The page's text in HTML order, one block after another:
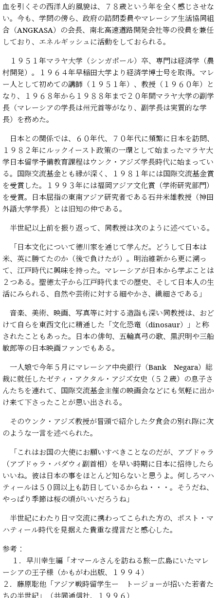
血を引くその西洋人的風貌は、７８歳という年を全く感じさせな
い。今も、学問の傍ら、政府の諮問委員やマレーシア生活協同組
合（ANGKASA）の会長、南北高速道路開発会社等の役員を兼任
しており、エネルギッシュに活動をしておられる。
１９５１年マラヤ大学（シンガポール）卒、専門は経済学（農
村開発）。１９６４年早稲田大学より経済学博士号を取得。マレ
ー人として初めての講師（１９５１年）、教授（１９６０年）と
なり、１９６８年から１９８８年まで２０年間マラヤ大学の副学
長（マレーシアの学長は州元首等がなり、副学長は実質的な学
長）を務めた。
日本との関係では、６０年代、７０年代に頻繁に日本を訪問、
１９８２年にルックイースト政策の一環として始まったマラヤ大
学日本留学予備教育課程はウンク・アジズ学長時代に始まってい
る。国際交流基金とも縁が深く、１９８１年には国際交流基金賞
を受賞した。１９９３年には福岡アジア文化賞（学術研究部門）
を受賞。日本屈指の東南アジア研究者である石井米雄教授（神田
外語大学学長）とは旧知の仲である。
半世紀以上前を振り返って、同教授は次のように述べている。
「日本文化について徳川家を通じて学んだ。どうして日本は
米、英に勝てたのか（後で負けたが）。明治維新から更に溯っ
て、江戸時代に興味を持った。マレーシアが日本から学ぶことは
２つある。聖徳太子から江戸時代までの歴史、そして日本人の生
活にみられる、自然や芸術に対する細やかさ、繊細さである」
音楽、美術、映画、写真等に対する造詣も深い同教授は、おど
けて自らを東西文化に精通した「文化恐竜（dinosaur）」と称
されたこともあった。日本の俳句、五輪真弓の歌、黒沢明や三船
敏郎等の日本映画ファンでもある。
一人娘で今年５月にマレーシア中央銀行（Bank Negara）総
裁に就任したゼティ・アクタル・アジズ女史（５２歳）の息子さ
んたちを連れて、国際交流基金主催の映画会などにも気軽に出か
け来て下さったことが思い出される。
そのウンク・アジズ教授が冒頭で紹介した夕食会の別れ際に次
のような一言を述べられた。
「これはお国の大使にお願いすべきことなのだが、アブドゥラ
（アブドゥラ・バダウィ副首相）を早い時期に日本に招待したら
いいね。彼は日本の事をほとんど知らないと思うよ。何しろマハ
ティールは５０回以上も訪日しているからね・・・。そうだね、
やっぱり季節は桜の頃がいいだろうね」
半世紀にわたり日マ交流に携わってこられた方の、ポスト・マ
ハティール時代を見据えた貴重な提言だと感心した。
参考：
１．早川幸生編「オマールさんを訪ねる旅ー広島にいたマレ
ーシアの王子様（かもがわ出版、１９９４）
２．藤原聡他「アジア戦時留学生ー トージョーが招いた若者た
ちの半世紀」（共同通信社、１９９６）